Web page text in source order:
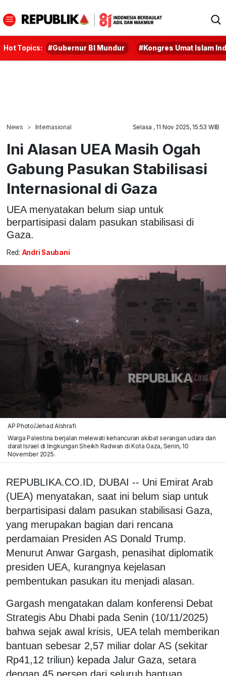
Hot Topics: #Gubernur BI Mundur #Kongres Umat Islam
News Internasional Selasa , 11 Nov 2025, 15:53 WIB
Ini Alasan UEA Masih Ogah
Gabung Pasukan Stabilisasi
Internasional di Gaza
UEA menyatakan belum siap untuk
berpartisipasi dalam pasukan stabilisasi di
Gaza.
Red: Andri Saubani
AP Photo/Jehad Alshrafi
Warga Palestina berjalan melewati kehancuran akibat serangan udara dan
darat Israel di lingkungan Sheikh Radwan di Kota Gaza, Senin, 10
November 2025.
REPUBLIKA.CO.ID, DUBAI -- Uni Emirat Arab
(UEA) menyatakan, saat ini belum siap untuk
berpartisipasi dalam pasukan stabilisasi Gaza,
yang merupakan bagian dari rencana
perdamaian Presiden AS Donald Trump.
Menurut Anwar Gargash, penasihat diplomatik
presiden UEA, kurangnya kejelasan
pembentukan pasukan itu menjadi alasan.
Gargash mengatakan dalam konferensi Debat
Strategis Abu Dhabi pada Senin (10/11/2025)
bahwa sejak awal krisis, UEA telah memberikan
bantuan sebesar 2,57 miliar dolar AS (sekitar
Rp41,12 triliun) kepada Jalur Gaza, setara